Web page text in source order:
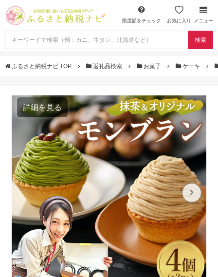
限度額をチェック お気に入り メニュー
検索
ふるさと納税ナビ TOP 返礼品検索 お菓子 ケーキ
詳細を見る